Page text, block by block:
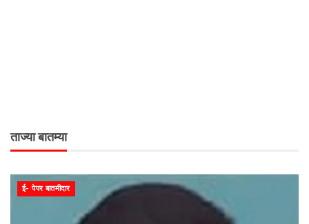
ताज्या बातम्या
ई- पेपर बातमीदार